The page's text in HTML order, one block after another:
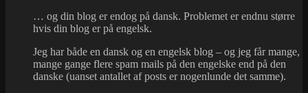
… og din blog er endog på dansk. Problemet er endnu større
hvis din blog er på engelsk.
Jeg har både en dansk og en engelsk blog – og jeg får mange,
mange gange flere spam mails på den engelske end på den
danske (uanset antallet af posts er nogenlunde det samme).